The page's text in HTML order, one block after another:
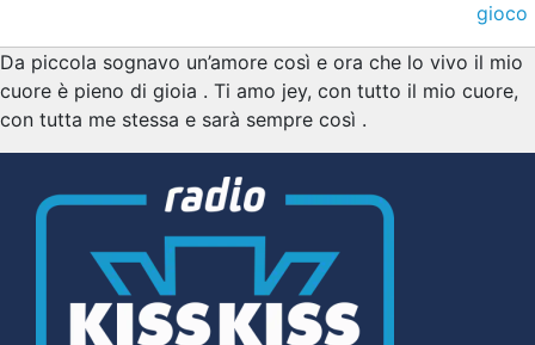
gioco
Da piccola sognavo un’amore così e ora che lo vivo il mio
cuore è pieno di gioia . Ti amo jey, con tutto il mio cuore,
con tutta me stessa e sarà sempre così .